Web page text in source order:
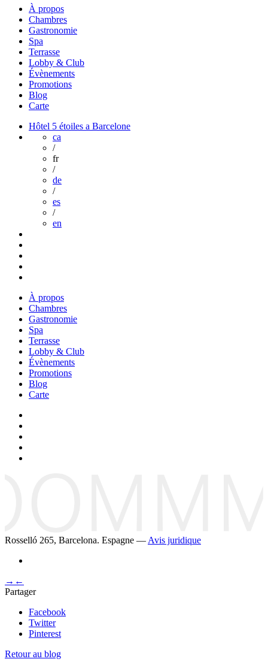
À propos
Chambres
Gastronomie
Spa
Terrasse
Lobby & Club
Évènements
Promotions
Blog
Carte
Hôtel 5 étoiles a Barcelone
ca
/
fr
/
de
/
es
/
en
À propos
Chambres
Gastronomie
Spa
Terrasse
Lobby & Club
Évènements
Promotions
Blog
Carte
Rosselló 265, Barcelona. Espagne — Avis juridique
→ ←
Partager
Facebook
Twitter
Pinterest
Retour au blog